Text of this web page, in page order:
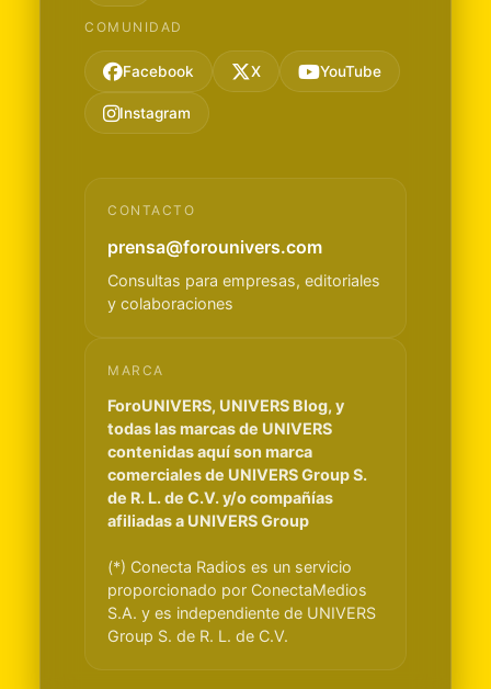
COMUNIDAD
Facebook X YouTube
Instagram
CONTACTO
prensa@forounivers.com
Consultas para empresas, editoriales
y colaboraciones
MARCA
ForoUNIVERS, UNIVERS Blog, y
todas las marcas de UNIVERS
contenidas aquí son marca
comerciales de UNIVERS Group S.
de R. L. de C.V. y/o compañías
afiliadas a UNIVERS Group
(*) Conecta Radios es un servicio
proporcionado por ConectaMedios
S.A. y es independiente de UNIVERS
Group S. de R. L. de C.V.